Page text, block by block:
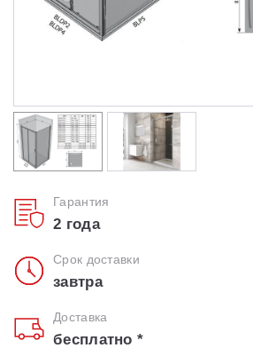
Душевые каналы
Средства ухода
Гарантия
2 года
Срок доставки
завтра
Доставка
бесплатно *